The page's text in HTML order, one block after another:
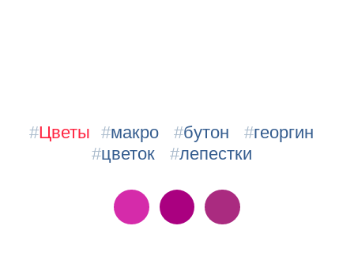
#Цветы #макро #бутон #георгин
#цветок #лепестки